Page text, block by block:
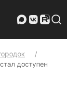
доступен